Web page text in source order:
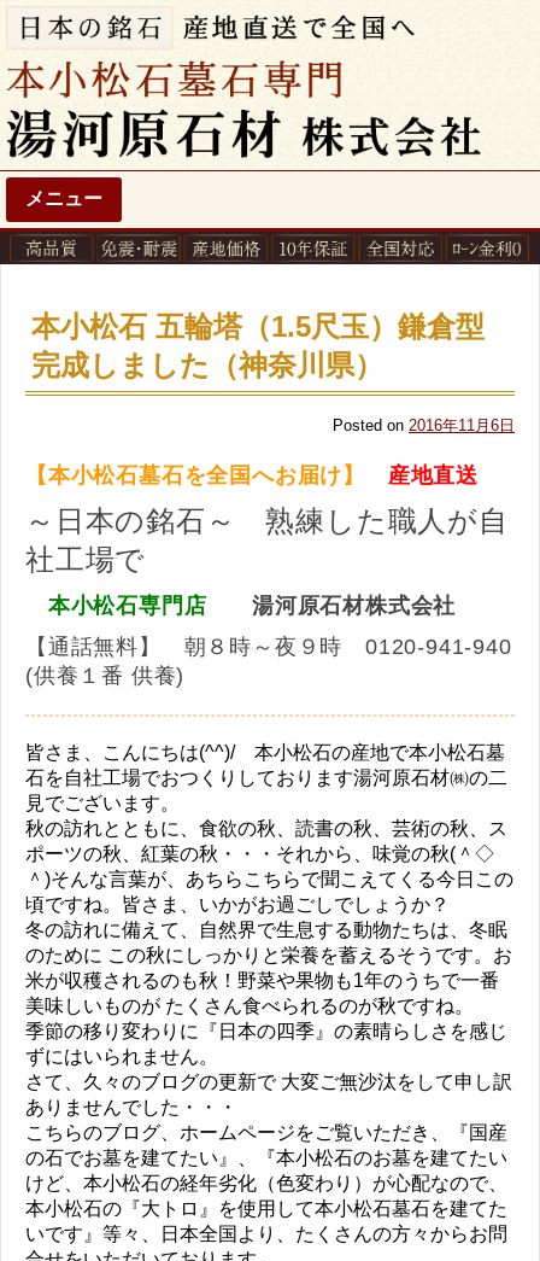
メニュー
本小松石 五輪塔（1.5尺玉）鎌倉型
完成しました（神奈川県）
Posted on 2016年11月6日
【本小松石墓石を全国へお届け】 産地直送
～日本の銘石～ 熟練した職人が自
社工場で
本小松石専門店 湯河原石材株式会社
【通話無料】 朝８時～夜９時 0120-941-940
(供養１番 供養)
皆さま、こんにちは(^^)/ 本小松石の産地で本小松石墓
石を自社工場でおつくりしております湯河原石材㈱の二
見でございます。
秋の訪れとともに、食欲の秋、読書の秋、芸術の秋、ス
ポーツの秋、紅葉の秋・・・それから、味覚の秋(＾◇
＾)そんな言葉が、あちらこちらで聞こえてくる今日この
頃ですね。皆さま、いかがお過ごしでしょうか？
冬の訪れに備えて、自然界で生息する動物たちは、冬眠
のために この秋にしっかりと栄養を蓄えるそうです。お
米が収穫されるのも秋！野菜や果物も1年のうちで一番
美味しいものが たくさん食べられるのが秋ですね。
季節の移り変わりに『日本の四季』の素晴らしさを感じ
ずにはいられません。
さて、久々のブログの更新で 大変ご無沙汰をして申し訳
ありませんでした・・・
こちらのブログ、ホームページをご覧いただき、『国産
の石でお墓を建てたい』、『本小松石のお墓を建てたい
けど、本小松石の経年劣化（色変わり）が心配なので、
本小松石の『大トロ』を使用して本小松石墓石を建てた
いです』等々、日本全国より、たくさんの方々からお問